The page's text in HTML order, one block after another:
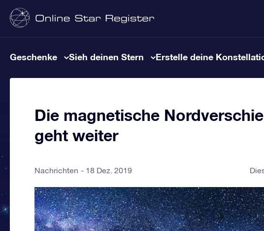
Geschenke Sieh deinen Stern Erstelle deine
Die magnetische
geht weiter
Nachrichten 18 Dez. 2019